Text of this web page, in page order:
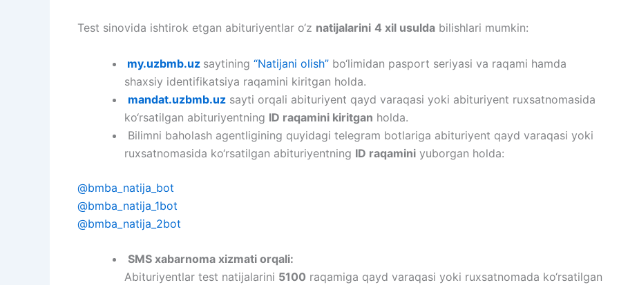
Test sinovida ishtirok etgan abituriyentlar o‘z natijalarini 4 xil usulda bilishlari mumkin:
my.uzbmb.uz saytining “Natijani olish” bo‘limidan pasport seriyasi va raqami hamda
shaxsiy identifikatsiya raqamini kiritgan holda.
mandat.uzbmb.uz sayti orqali abituriyent qayd varaqasi yoki abituriyent ruxsatnomasida
ko‘rsatilgan abituriyentning ID raqamini kiritgan holda.
Bilimni baholash agentligining quyidagi telegram botlariga abituriyent qayd varaqasi yoki
ruxsatnomasida ko‘rsatilgan abituriyentning ID raqamini yuborgan holda:
@bmba_natija_bot
@bmba_natija_1bot
@bmba_natija_2bot
SMS xabarnoma xizmati orqali:
Abituriyentlar test natijalarini 5100 raqamiga qayd varaqasi yoki ruxsatnomada ko‘rsatilgan